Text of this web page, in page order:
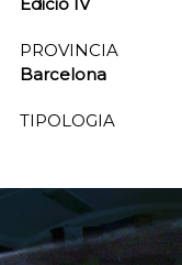
PROVINCIA
Barcelona
TIPOLOGIA